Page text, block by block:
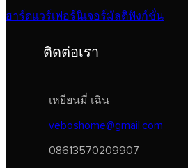
ฮาร์ดแวร์เฟอร์นิเจอร์มัลติฟังก์ชั่น
ติดต่อเรา
เหยียนมี่ เฉิน
veboshome@gmail.com
08613570209907